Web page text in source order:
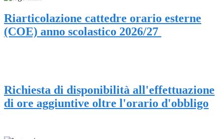
Riarticolazione cattedre orario esterne
(COE) anno scolastico 2026/27
Richiesta di disponibilità all'effettuazione
di ore aggiuntive oltre l'orario d'obbligo